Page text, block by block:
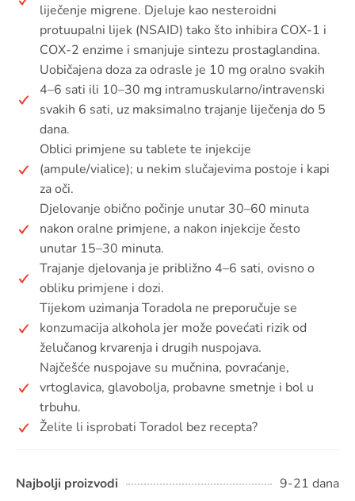
liječenje migrene. Djeluje kao nesteroidni
protuupalni lijek (NSAID) tako što inhibira COX-1 i
COX-2 enzime i smanjuje sintezu prostaglandina.
Uobičajena doza za odrasle je 10 mg oralno svakih
4–6 sati ili 10–30 mg intramuskularno/intravenski
svakih 6 sati, uz maksimalno trajanje liječenja do 5
dana.
Oblici primjene su tablete te injekcije
(ampule/vialice); u nekim slučajevima postoje i kapi
za oči.
Djelovanje obično počinje unutar 30–60 minuta
nakon oralne primjene, a nakon injekcije često
unutar 15–30 minuta.
Trajanje djelovanja je približno 4–6 sati, ovisno o
obliku primjene i dozi.
Tijekom uzimanja Toradola ne preporučuje se
konzumacija alkohola jer može povećati rizik od
želučanog krvarenja i drugih nuspojava.
Najčešće nuspojave su mučnina, povraćanje,
vrtoglavica, glavobolja, probavne smetnje i bol u
trbuhu.
Želite li isprobati Toradol bez recepta?
Najbolji proizvodi
9-21 dana